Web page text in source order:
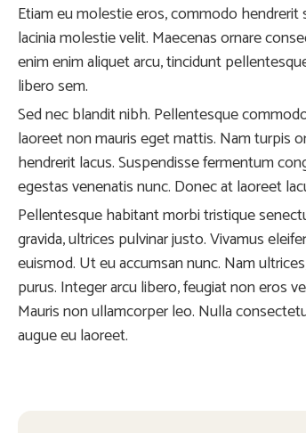
Etiam eu molestie eros, commodo
lacinia molestie velit. Maecenas ornare
enim enim aliquet arcu, tincidunt
libero sem.
Sed nec blandit nibh. Pellentesque
laoreet non mauris eget mattis. Nam turpis
hendrerit lacus. Suspendisse fermentum
egestas venenatis nunc. Donec at laoreet
Pellentesque habitant morbi tristique
gravida, ultrices pulvinar justo. Vivamus
euismod. Ut eu accumsan nunc. Nam
purus. Integer arcu libero, feugiat non eros
Mauris non ullamcorper leo. Nulla
augue eu laoreet.